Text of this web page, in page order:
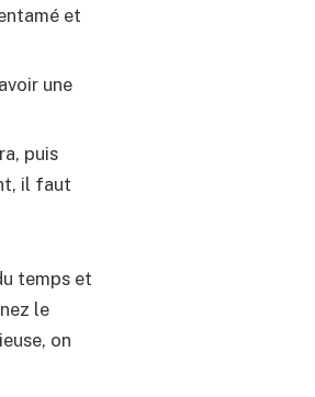
et
une
puis
il faut
temps et
le
on